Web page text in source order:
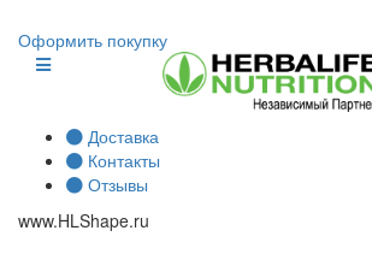
Оформить покупку
Доставка
Контакты
Отзывы
www.HLShape.ru